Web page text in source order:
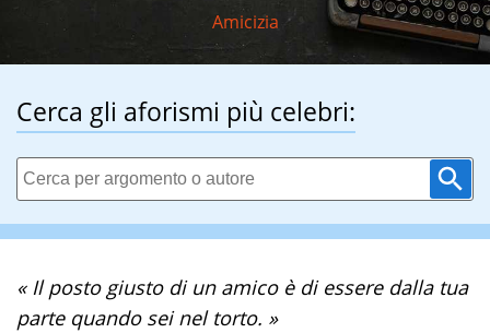
Amicizia
Cerca gli aforismi più celebri:
« Il posto giusto di un amico è di essere dalla tua
parte quando sei nel torto. »